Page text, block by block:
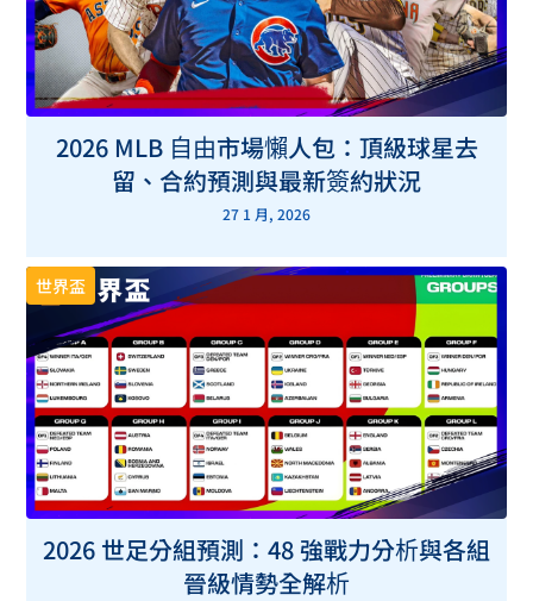
2026 MLB 自由市場懶人包：頂級球星去
留、合約預測與最新簽約狀況
27 1 月, 2026
世界盃
2026 世足分組預測：48 強戰力分析與各組
晉級情勢全解析